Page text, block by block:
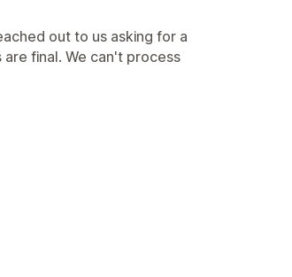
out to us asking for a
final. We can't process